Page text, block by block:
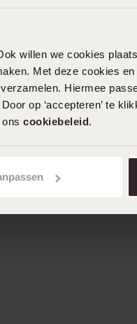
willen we cookies
Met deze cookies
Hiermee
op ‘accepteren’ te
cookiebeleid.